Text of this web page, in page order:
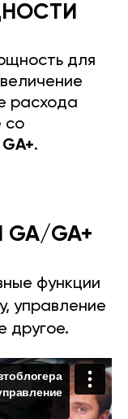
для
расхода
со
.
GA+
функции
управление
другое.